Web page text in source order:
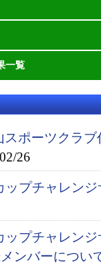
一覧
スポーツクラ
26
ップチャレン
ップチャレン
ンバーについ